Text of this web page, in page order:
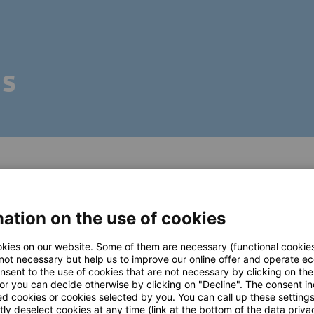
a keresést vagy használja a fenti navigációt,
testreszabott SAP-architektúrává alakítja.
mentén, és veled együtt implementálunk
on the use of cookies
on our website. Some of them are necessary (functional
necessary but help us to improve our online offer and operate
to the use of cookies that are not necessary by clicking on
you can decide otherwise by clicking on "Decline". The consent
cookies or cookies selected by you. You can call up these
deselect cookies at any time (link at the bottom of the data